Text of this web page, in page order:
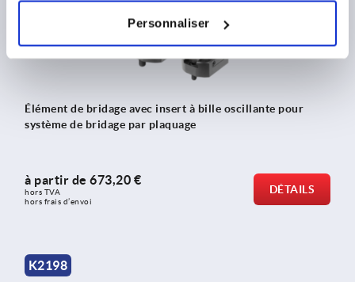
Personnaliser
Élément de bridage avec insert à bille oscillante pour
système de bridage par plaquage
à partir de 673,20 €
hors TVA
hors frais d’envoi
DÉTAILS
K2198